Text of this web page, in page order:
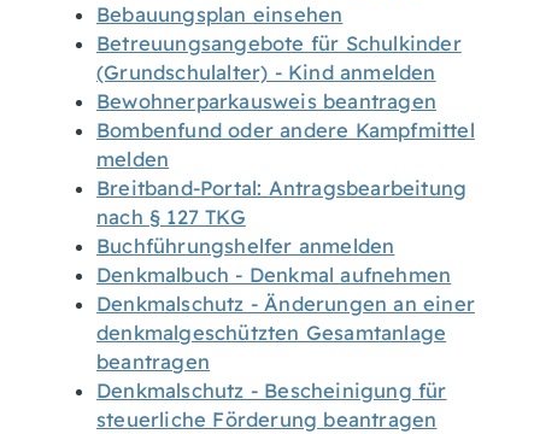
Bebauungsplan einsehen
Betreuungsangebote für Schulkinder
(Grundschulalter) - Kind anmelden
Bewohnerparkausweis beantragen
Bombenfund oder andere Kampfmittel
melden
Breitband-Portal: Antragsbearbeitung
nach § 127 TKG
Buchführungshelfer anmelden
Denkmalbuch - Denkmal aufnehmen
Denkmalschutz - Änderungen an einer
denkmalgeschützten Gesamtanlage
beantragen
Denkmalschutz - Bescheinigung für
steuerliche Förderung beantragen